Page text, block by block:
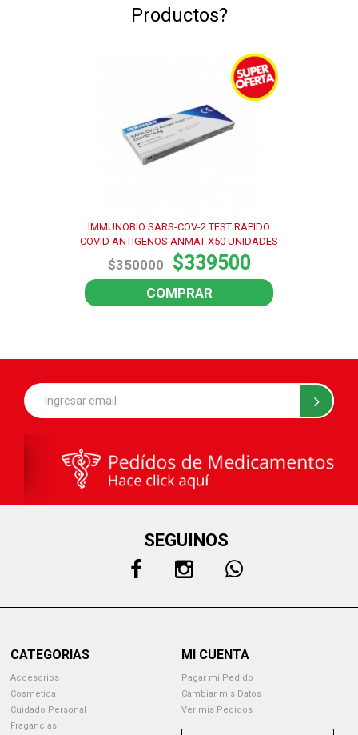
Productos?
IMMUNOBIO SARS-COV-2 TEST RAPIDO
COVID ANTIGENOS ANMAT X50 UNIDADES
$350000 $339500
COMPRAR
SEGUINOS
CATEGORIAS
Accesorios
Cosmetica
Cuidado Personal
Fragancias
MI CUENTA
Pagar mi Pedido
Cambiar mis Datos
Ver mis Pedidos